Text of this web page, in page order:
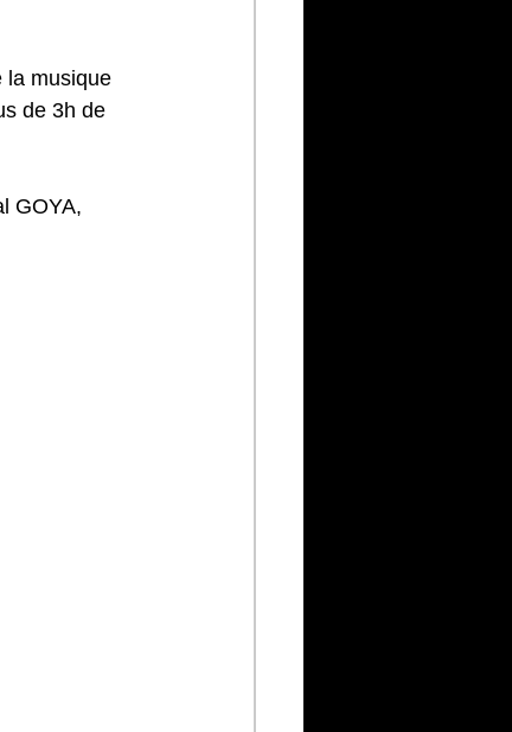
la musique
de 3h de
GOYA,